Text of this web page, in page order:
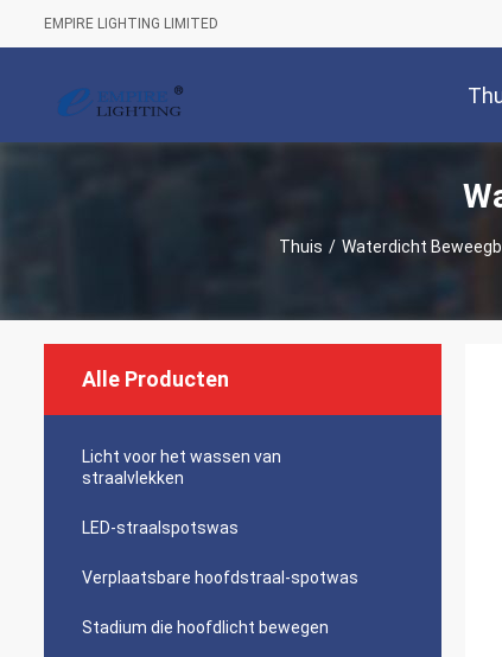
EMPIRE LIGHTING LIMITED
Thuis / Waterdicht
Alle Producten
Licht voor het wassen van
straalvlekken
LED-straalspotswas
Verplaatsbare hoofdstraal-spotwas
Stadium die hoofdlicht bewegen